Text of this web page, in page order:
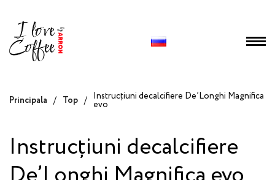
Principala / Top / Instrucțiuni decalcifiere De’Longhi Magnifica
evo
Instrucțiuni decalcifiere